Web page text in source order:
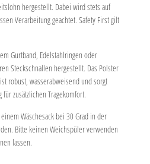
hergestellt. Dabei wird stets auf
Verarbeitung geachtet. Safety First gilt
Gurtband, Edelstahlringen oder
Steckschnallen hergestellt. Das Polster
robust, wasserabweisend und sorgt
zusätzlichen Tragekomfort.
Wäschesack bei 30 Grad in der
Bitte keinen Weichspüler verwenden
lassen.